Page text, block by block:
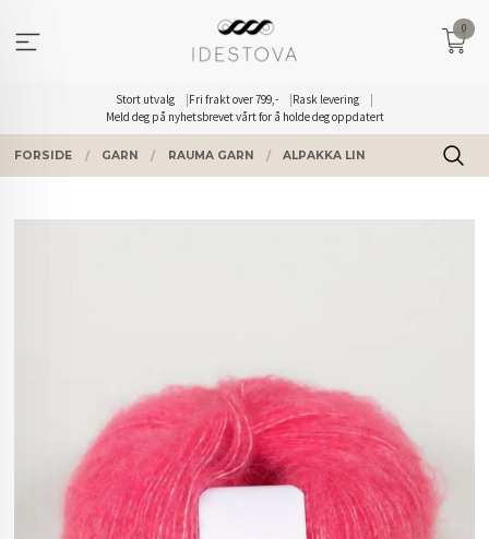
innholdet
Stort utvalg Fri frakt over 799,-
Rask levering
Meld deg på nyhetsbrevet vårt for å holde deg oppdatert
0
FORSIDE GARN RAUMA GARN ALPAKKA LIN